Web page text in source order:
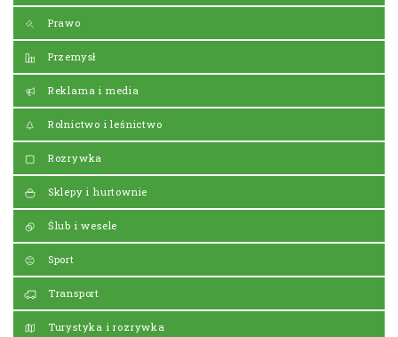
Prawo
Przemysł
Reklama i media
Rolnictwo i leśnictwo
Rozrywka
Sklepy i hurtownie
Ślub i wesele
Sport
Transport
Turystyka i rozrywka